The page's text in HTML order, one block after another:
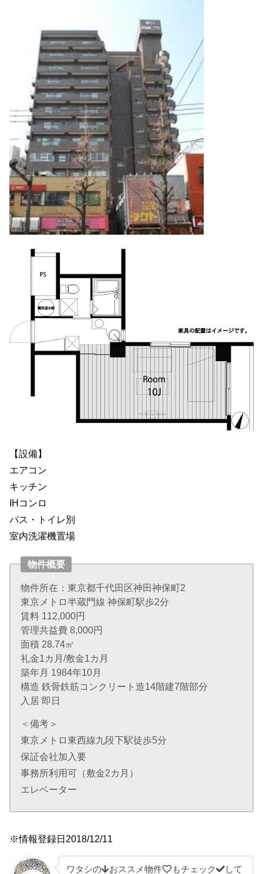
【設備】
エアコン
キッチン
IHコンロ
バス・トイレ別
室内洗濯機置場
物件概要
物件所在：東京都千代田区神田神保町2
東京メトロ半蔵門線 神保町駅歩2分
賃料 112,000円
管理共益費 8,000円
面積 28.74㎡
礼金1カ月/敷金1カ月
築年月 1984年10月
構造 鉄骨鉄筋コンクリート造14階建7階部分
入居 即日
＜備考＞
東京メトロ東西線九段下駅徒歩5分
保証会社加入要
事務所利用可（敷金2カ月）
エレベーター
※情報登録日2018/12/11
ワタシの おススメ物件 もチェック
して